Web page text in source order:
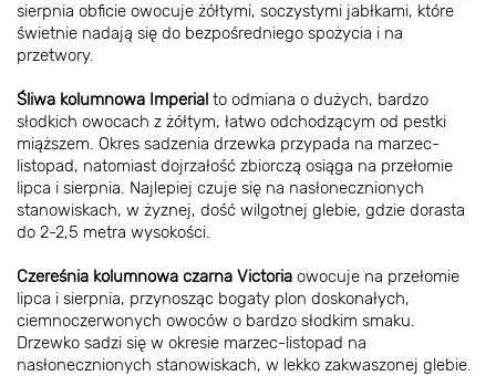
sierpnia obficie owocuje żółtymi, soczystymi jabłkami, które
świetnie nadają się do bezpośredniego spożycia i na
przetwory.
Śliwa kolumnowa Imperial to odmiana o dużych, bardzo
słodkich owocach z żółtym, łatwo odchodzącym od pestki
miąższem. Okres sadzenia drzewka przypada na marzec-
listopad, natomiast dojrzałość zbiorczą osiąga na przełomie
lipca i sierpnia. Najlepiej czuje się na nasłonecznionych
stanowiskach, w żyznej, dość wilgotnej glebie, gdzie dorasta
do 2-2,5 metra wysokości.
Czereśnia kolumnowa czarna Victoria owocuje na przełomie
lipca i sierpnia, przynosząc bogaty plon doskonałych,
ciemnoczerwonych owoców o bardzo słodkim smaku.
Drzewko sadzi się w okresie marzec-listopad na
nasłonecznionych stanowiskach, w lekko zakwaszonej glebie.